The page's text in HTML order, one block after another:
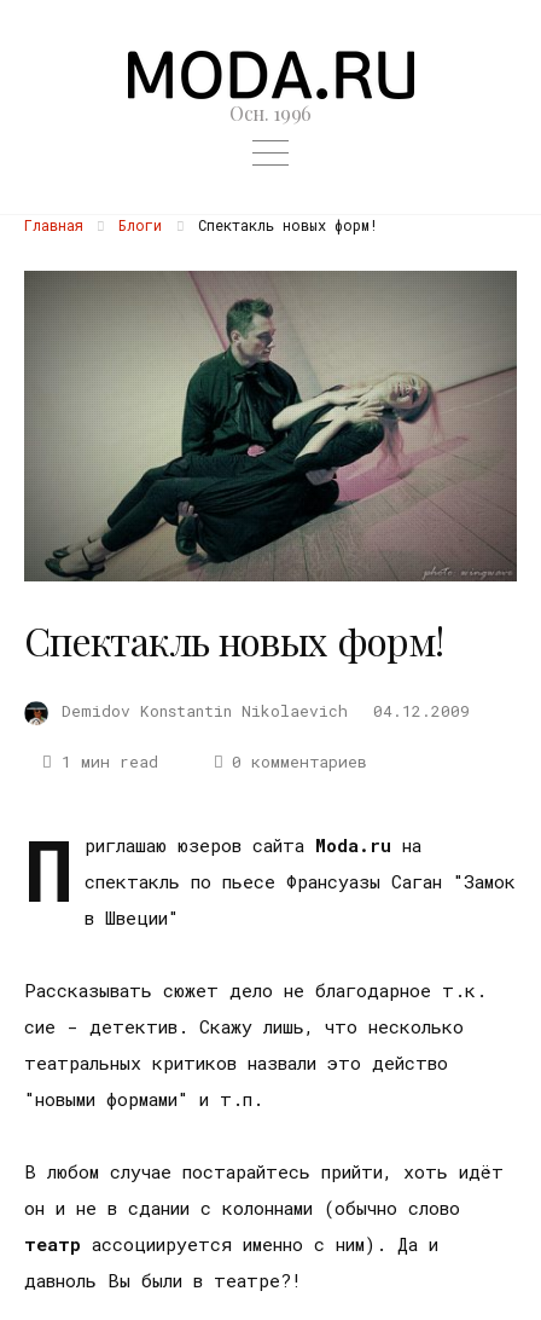
Осн. 1996
Главная Блоги Спектакль новых форм!
Спектакль новых форм!
Demidov Konstantin Nikolaevich 04.12.2009
1 мин read 0 комментариев
П риглашаю юзеров сайта Moda.ru на
спектакль по пьесе Франсуазы Саган "Замок
в Швеции"
Рассказывать сюжет дело не благодарное т.к.
сие - детектив. Скажу лишь, что несколько
театральных критиков назвали это действо
"новыми формами" и т.п.
В любом случае постарайтесь прийти, хоть идёт
он и не в сдании с колоннами (обычно слово
театр ассоциируется именно с ним). Да и
давноль Вы были в театре?!